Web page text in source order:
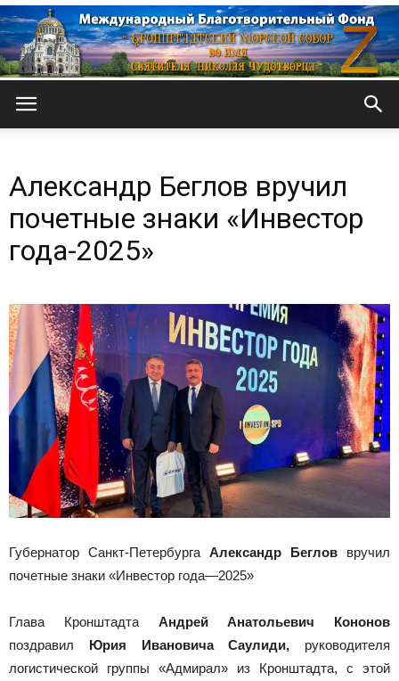
Морской
Александр Беглов вручил
почетные знаки «Инвестор
года-2025»
Губернатор Санкт-Петербурга Александр Беглов вручил
почетные знаки «Инвестор года—2025»
Глава Кронштадта Андрей Анатольевич Кононов
поздравил Юрия Ивановича Саулиди, руководителя
логистической группы «Адмирал» из Кронштадта, с этой